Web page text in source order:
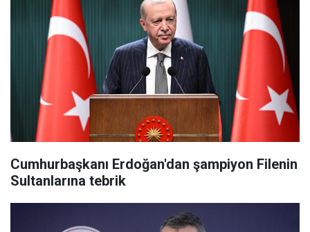
Cumhurbaşkanı Erdoğan'dan şampiyon Filenin
Sultanlarına tebrik